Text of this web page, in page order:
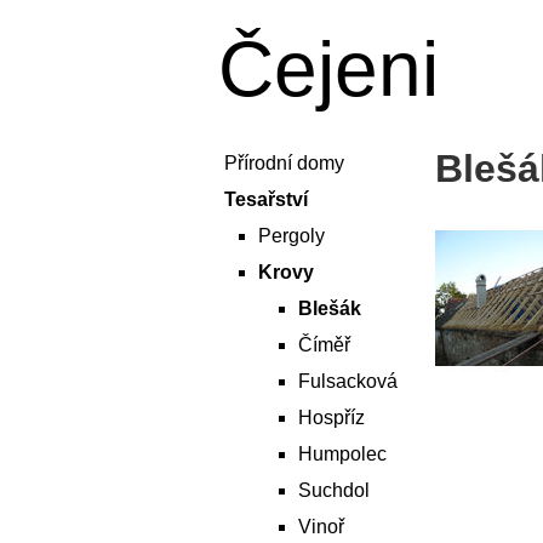
Čejeni
Přírodní domy
Tesařství
Pergoly
Krovy
Blešák
Číměř
Fulsacková
Hospříz
Humpolec
Suchdol
Vinoř